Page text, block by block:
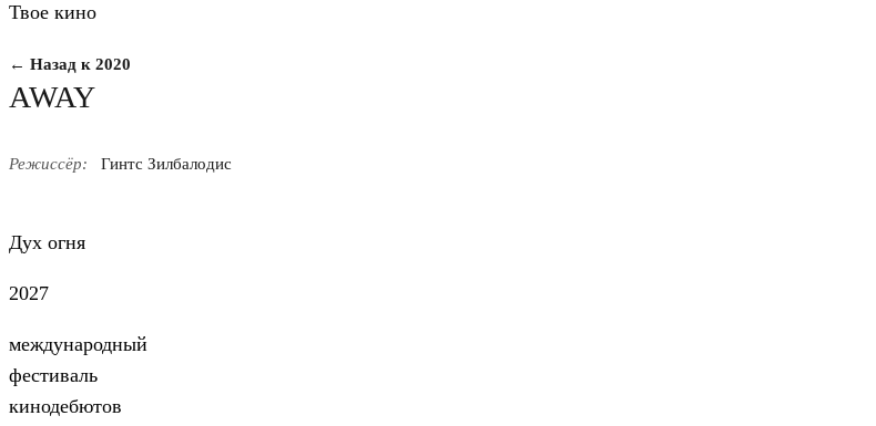
Твое кино
← Назад к 2020
AWAY
Режиссёр: Гинтс Зилбалодис
Дух огня
2027
международный
фестиваль
кинодебютов